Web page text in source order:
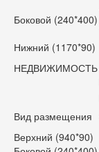
Боковой (240*400)
Нижний (1170*90)
НЕДВИЖИМОСТЬ
Вид размещения
Верхний (940*90)